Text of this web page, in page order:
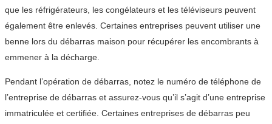
que les réfrigérateurs, les congélateurs et les téléviseurs peuvent
également être enlevés. Certaines entreprises peuvent utiliser une
benne lors du débarras maison pour récupérer les encombrants à
emmener à la décharge.
Pendant l’opération de débarras, notez le numéro de téléphone de
l’entreprise de débarras et assurez-vous qu’il s’agit d’une entreprise
immatriculée et certifiée. Certaines entreprises de débarras peu